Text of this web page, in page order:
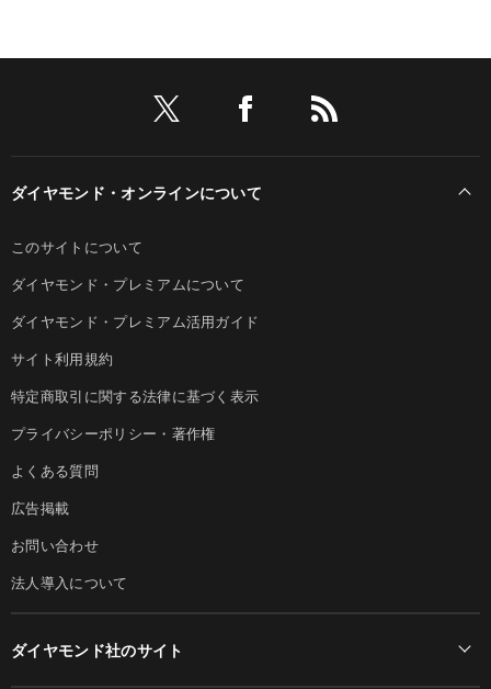
ダイヤモンド・オンラインについて
このサイトについて
ダイヤモンド・プレミアムについて
ダイヤモンド・プレミアム活用ガイド
サイト利用規約
特定商取引に関する法律に基づく表示
プライバシーポリシー・著作権
よくある質問
広告掲載
お問い合わせ
法人導入について
ダイヤモンド社のサイト